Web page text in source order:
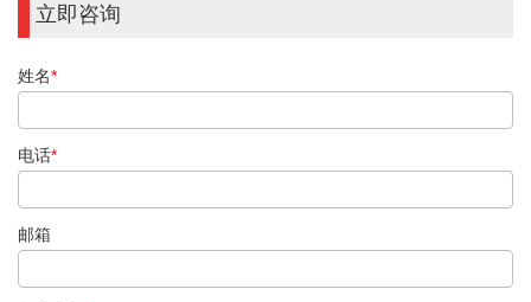
立即咨询
姓名*
电话*
邮箱